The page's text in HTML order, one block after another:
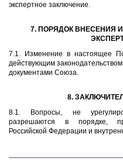
экспертное заключение.
7. ПОРЯДОК ВНЕСЕНИЯ
7.1. Изменение в настоящее
действующим
документами Союза.
8.
8.1. Вопросы, не
разрешаются в порядке,
Российской Федерации и